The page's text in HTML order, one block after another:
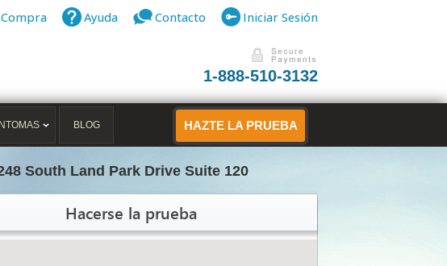
Compra Ayuda Contacto Iniciar Sesión
1-888-510-3132
BLOG HAZTE LA PRUEBA
South Land Park Drive Suite 120
Hacerse la prueba